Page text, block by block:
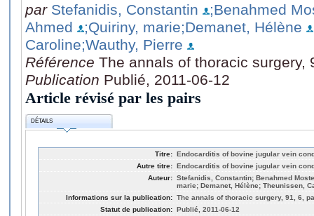
par Stefanidis, Constantin
;Benahmed
Ahmed
;Quiriny, marie;Demanet, Hélène
Caroline;Wauthy, Pierre
Référence The annals of thoracic surgery,
Publication Publié, 2011-06-12
Article révisé par les pairs
DÉTAILS
Titre: Endocarditis of bovine jugular vein
Autre titre: Endocarditis of bovine jugular vein
Auteur: Stefanidis, Constantin; Benahmed
marie; Demanet, Hélène; Theunissen,
Informations sur la publication: The annals of thoracic surgery, 91, 6,
Statut de publication: Publié, 2011-06-12